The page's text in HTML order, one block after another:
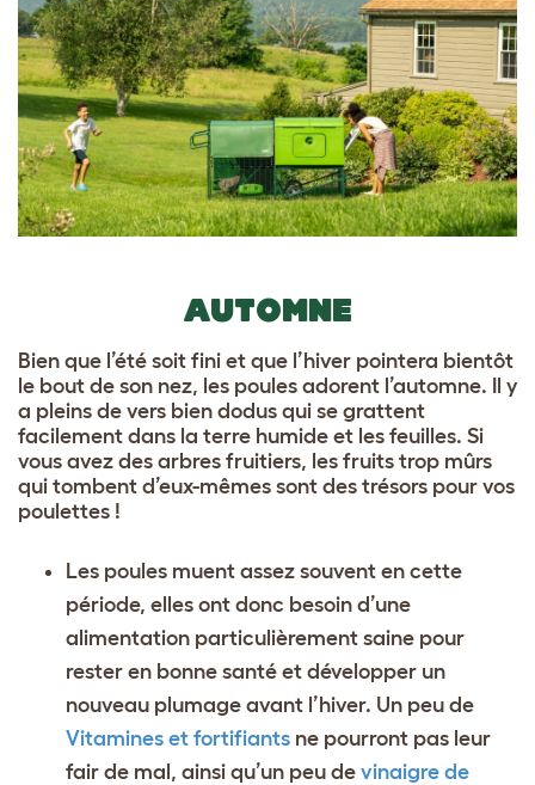
AUTOMNE
Bien que l’été soit fini et que l’hiver pointera bientôt
le bout de son nez, les poules adorent l’automne. Il y
a pleins de vers bien dodus qui se grattent
facilement dans la terre humide et les feuilles. Si
vous avez des arbres fruitiers, les fruits trop mûrs
qui tombent d’eux-mêmes sont des trésors pour vos
poulettes !
Les poules muent assez souvent en cette
période, elles ont donc besoin d’une
alimentation particulièrement saine pour
rester en bonne santé et développer un
nouveau plumage avant l’hiver. Un peu de
Vitamines et fortifiants ne pourront pas leur
fair de mal, ainsi qu’un peu de vinaigre de